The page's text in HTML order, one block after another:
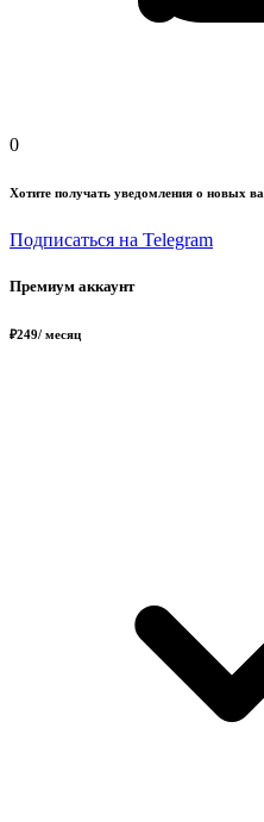
0
Хотите получать уведомления о новых
Подписаться на Telegram
Премиум аккаунт
₽249/ месяц